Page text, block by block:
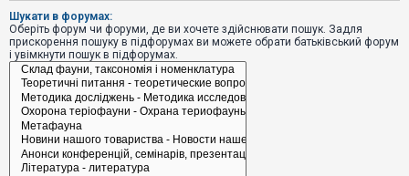
п
о
в
і
д
Шукати в форумах:
Оберіть форум чи форуми, де ви хочете здійснювати пошук. Задля
прискорення пошуку в підфорумах ви можете обрати батьківський форум
і увімкнути пошук в підфорумах.